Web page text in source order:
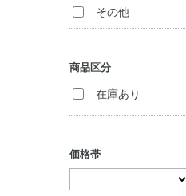
ジェル・美容液
リップケア
アイブロウ
ネイルカラー
ヘアカラー
ハンドケア
セット商品
日やけ止め
その他
商品区分
在庫あり
価格帯